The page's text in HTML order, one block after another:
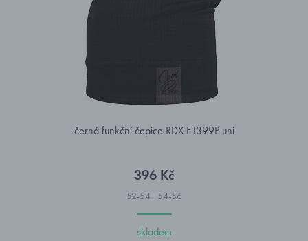
černá funkční čepice RDX F1399P uni
396 Kč
52-54 54-56
skladem